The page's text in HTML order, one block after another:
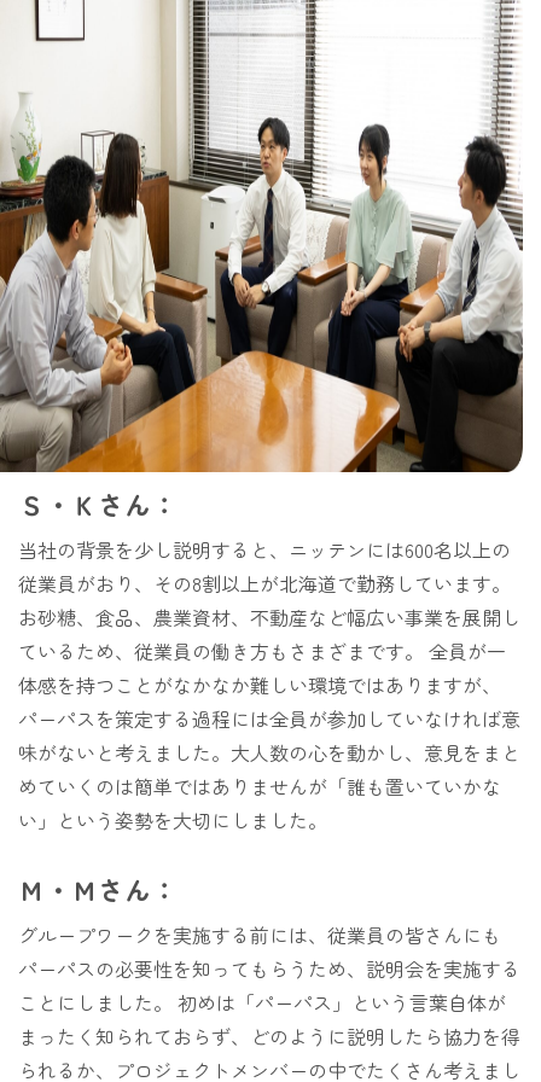
Ｓ・Ｋさん：
当社の背景を少し説明すると、ニッテンには600名以上の
従業員がおり、その8割以上が北海道で勤務しています。
お砂糖、食品、農業資材、不動産など幅広い事業を展開し
ているため、従業員の働き方もさまざまです。 全員が一
体感を持つことがなかなか難しい環境ではありますが、
パーパスを策定する過程には全員が参加していなければ意
味がないと考えました。大人数の心を動かし、意見をまと
めていくのは簡単ではありませんが「誰も置いていかな
い」という姿勢を大切にしました。
Ｍ・Ｍさん：
グループワークを実施する前には、従業員の皆さんにも
パーパスの必要性を知ってもらうため、説明会を実施する
ことにしました。 初めは「パーパス」という言葉自体が
まったく知られておらず、どのように説明したら協力を得
られるか、プロジェクトメンバーの中でたくさん考えまし